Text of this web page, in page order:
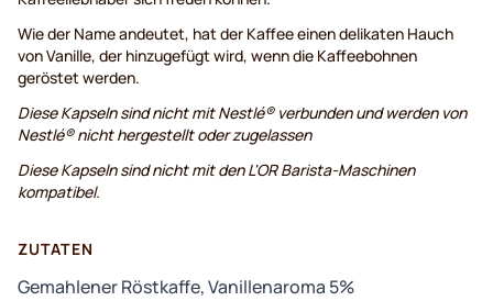
Wie der Name andeutet, hat der Kaffee einen delikaten Hauch
von Vanille, der hinzugefügt wird, wenn die Kaffeebohnen
geröstet werden.
Diese Kapseln sind nicht mit Nestlé® verbunden und werden von
Nestlé® nicht hergestellt oder zugelassen
Diese Kapseln sind nicht mit den L'OR Barista-Maschinen
kompatibel.
ZUTATEN
Gemahlener Röstkaffe, Vanillenaroma 5%